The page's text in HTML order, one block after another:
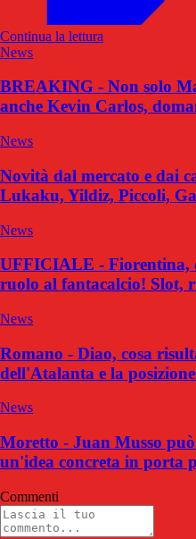
Continua la lettura
News
BREAKING - Non solo
anche Kevin Carlos,
News
Novità dal mercato e dai
Lukaku, Yildiz, Piccoli,
News
UFFICIALE - Fiorentina,
ruolo al fantacalcio! Slot,
News
Romano - Diao, cosa
dell'Atalanta e la
News
Moretto - Juan Musso
un'idea concreta in porta
Commenti